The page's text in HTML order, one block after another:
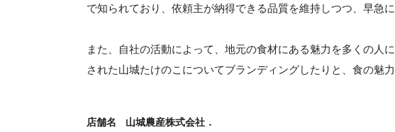
で知られており、依頼主が納得できる品質を維持しつつ、早急
また、自社の活動によって、地元の食材にある魅力を多くの人
された山城たけのこについてブランディングしたりと、食の魅
店舗名 山城農産株式会社．